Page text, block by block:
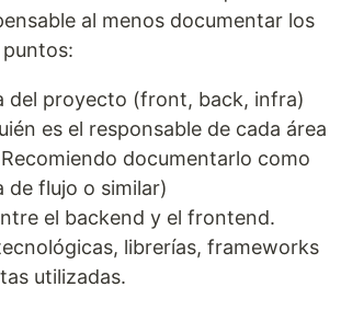
al menos documentar los
del proyecto (front, back, infra)
es el responsable de cada área
documentarlo como
de flujo o similar)
el backend y el frontend.
librerías, frameworks
utilizadas.